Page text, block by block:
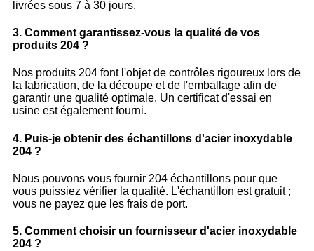
livrées sous 7 à 30 jours.
3. Comment garantissez-vous la qualité de vos
produits 204 ?
Nos produits 204 font l'objet de contrôles rigoureux lors de
la fabrication, de la découpe et de l'emballage afin de
garantir une qualité optimale. Un certificat d'essai en
usine est également fourni.
4. Puis-je obtenir des échantillons d'acier inoxydable
204 ?
Nous pouvons vous fournir 204 échantillons pour que
vous puissiez vérifier la qualité. L'échantillon est gratuit ;
vous ne payez que les frais de port.
5. Comment choisir un fournisseur d'acier inoxydable
204 ?